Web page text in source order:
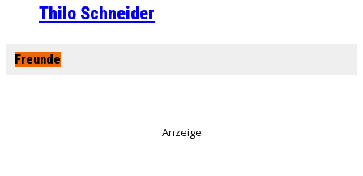
Thilo Schneider
Freunde
Anzeige